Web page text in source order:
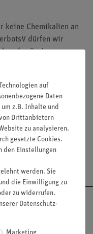
keine Chemikalien an
dürfen wir
auf
Daten
z.B. Inhalte und
Drittanbietern
zu analysieren.
gesetzte Cookies.
den Einstellungen
werden. Sie
die Einwilligung zu
zu widerrufen.
Daten­schutz­
Marketing